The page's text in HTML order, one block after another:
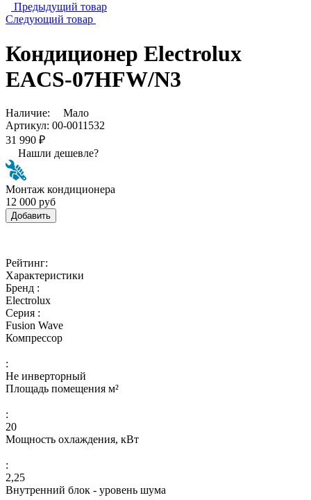
Предыдущий товар
Следующий товар
Кондиционер Electrolux
EACS-07HFW/N3
Наличие:
Мало
Артикул: 00-0011532
31 990 ₽
Нашли дешевле?
Монтаж кондиционера
12 000 руб
Добавить
Рейтинг:
Характеристики
Бренд :
Electrolux
Серия :
Fusion Wave
Компрессор
:
Не инверторный
Площадь помещения м²
:
20
Мощность охлаждения, кВт
:
2,25
Внутренний блок - уровень шума